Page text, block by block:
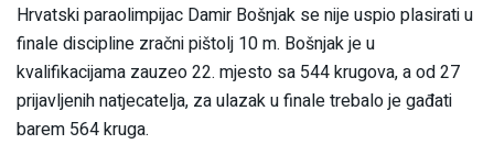
Hrvatski paraolimpijac Damir Bošnjak se nije uspio plasirati u
finale discipline zračni pištolj 10 m. Bošnjak je u
kvalifikacijama zauzeo 22. mjesto sa 544 krugova, a od 27
prijavljenih natjecatelja, za ulazak u finale trebalo je gađati
barem 564 kruga.